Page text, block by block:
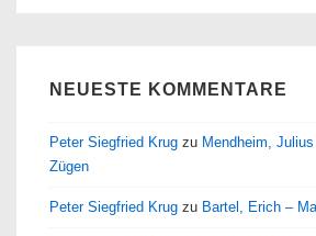
NEUESTE KOMMENTARE
Peter Siegfried Krug zu Mendheim,
Zügen
Peter Siegfried Krug zu Bartel, Erich –